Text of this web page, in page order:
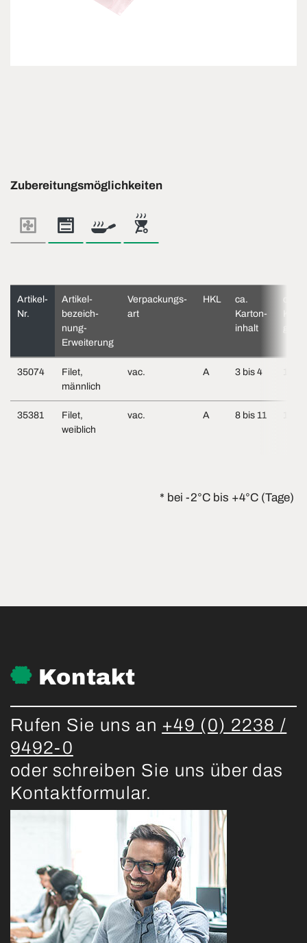
Zubereitungsmöglichkeiten
Artikel-
Nr.
Artikel­
bezeich­
nung-
Erweiterung
Verpackungs­
art
HKL
ca.
Karton­
inhalt
35074
Filet,
männlich
vac. A 3 bis 4 10
35381
Filet,
weiblich
vac. A 8 bis 11 10
* bei -2°C bis +4°C (Tage)
Kontakt
Rufen Sie uns an +49 (0) 2238 /
9492-0
oder schreiben Sie uns über das
Kontaktformular.